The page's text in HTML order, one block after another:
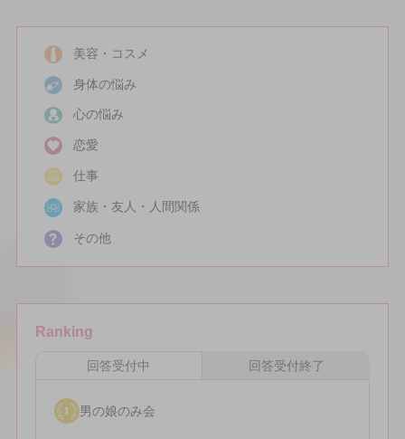
美容・コスメ
身体の悩み
心の悩み
恋愛
仕事
家族・友人・人間関係
その他
Ranking
回答受付中 回答受付終了
男の娘のみ会